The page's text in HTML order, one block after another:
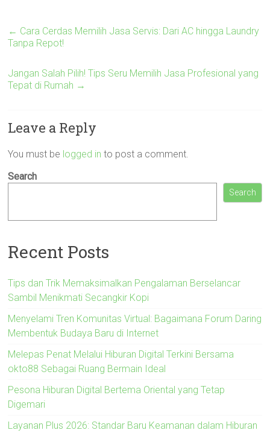
← Cara Cerdas Memilih Jasa Servis: Dari AC hingga Laundry
Tanpa Repot!
Jangan Salah Pilih! Tips Seru Memilih Jasa Profesional yang
Tepat di Rumah →
Leave a Reply
You must be logged in to post a comment.
Search
Search
Recent Posts
Tips dan Trik Memaksimalkan Pengalaman Berselancar
Sambil Menikmati Secangkir Kopi
Menyelami Tren Komunitas Virtual: Bagaimana Forum Daring
Membentuk Budaya Baru di Internet
Melepas Penat Melalui Hiburan Digital Terkini Bersama
okto88 Sebagai Ruang Bermain Ideal
Pesona Hiburan Digital Bertema Oriental yang Tetap
Digemari
Layanan Plus 2026: Standar Baru Keamanan dalam Hiburan